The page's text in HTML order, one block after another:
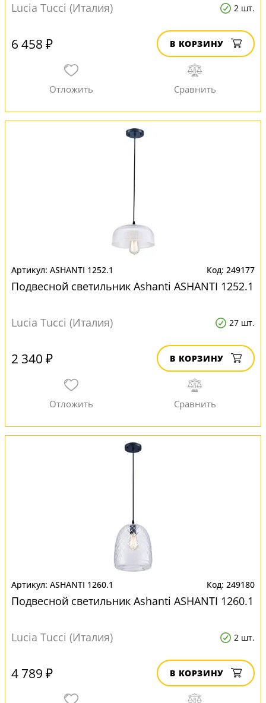
Lucia Tucci (Италия)
2 шт.
6 458 ₽ В КОРЗИНУ
ASHANTI 1252.1 249177
Подвесной светильник Ashanti ASHANTI 1252.1
Lucia Tucci (Италия) 27 шт.
2 340 ₽ В КОРЗИНУ
ASHANTI 1260.1 249180
Подвесной светильник Ashanti ASHANTI 1260.1
Lucia Tucci (Италия) 2 шт.
4 789 ₽ В КОРЗИНУ